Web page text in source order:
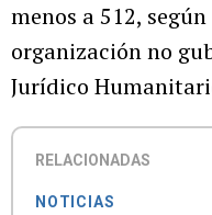
menos a 512,
organización no
Jurídico
RELACIONADAS
NOTICIAS